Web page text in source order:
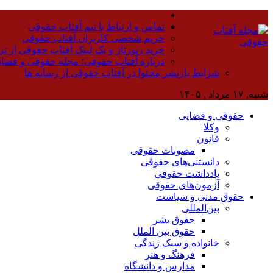
تماس و ارتباط با تیم آفتاب حقوقی
حریم شخصی کاربران آفتاب حقوقی
خرید رپورتاژ و بک لینک آفتاب حقوقی از
درباره آفتاب حقوقی؛ مجله حقوقی و
شرایط بازنشر محتوا در آفتاب حقوقی از رسانه ها
شنبه, ۱۷ مرداد , ۱۴۰۵
حقوقی و قضایی
وکلا
قانون
مصوبات حقوقی
دانستنی‌های حقوقی
یادداشت حقوقی
آزمون‌های حقوقی
حقوق مدنی و سیاست
بین‌المللی
حقوق بشر
حقوق بین الملل
خانواده و سبک زندگی
فرهنگ و هنر
مدارس و دانشگاه